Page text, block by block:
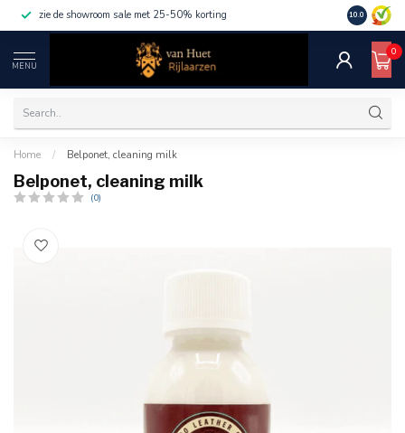
zie de showroom sale met 25-50% korting 10.0
MENU
0
Home / Belponet, cleaning milk
Belponet, cleaning milk
(0)